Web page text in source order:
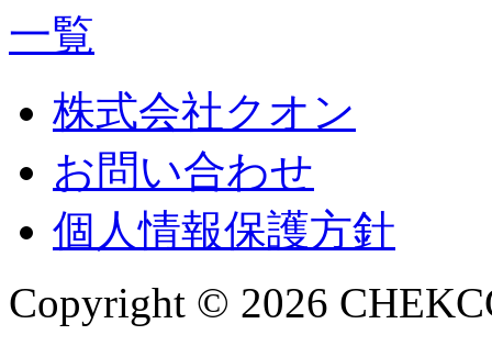
一覧
株式会社クオン
お問い合わせ
個人情報保護方針
Copyright © 2026